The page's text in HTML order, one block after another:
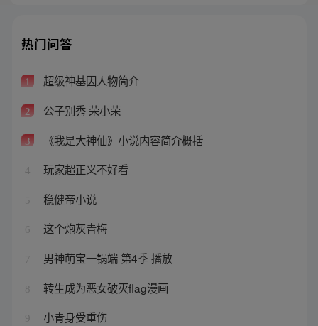
热门问答
1 超级神基因人物简介
2 公子别秀 荣小荣
3 《我是大神仙》小说内容简介概括
4 玩家超正义不好看
5 稳健帝小说
6 这个炮灰青梅
7 男神萌宝一锅端 第4季 播放
8 转生成为恶女破灭flag漫画
9 小青身受重伤